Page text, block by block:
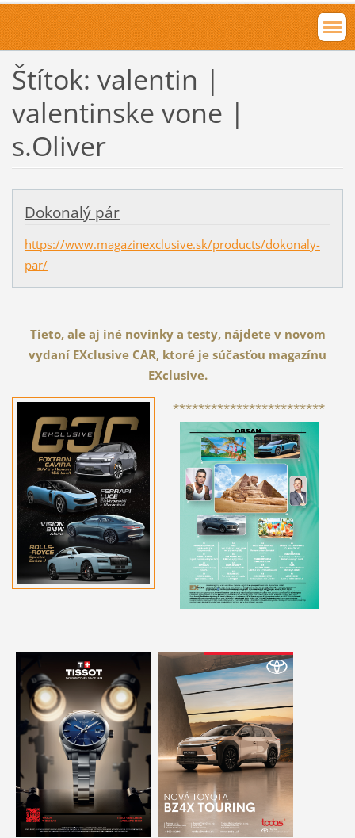
Štítok: valentin |
valentinske vone |
s.Oliver
Dokonalý pár
https://www.magazinexclusive.sk/products/dokonaly-
par/
Tieto, ale aj iné novinky a testy, nájdete v novom
vydaní EXclusive CAR, ktoré je súčasťou magazínu
EXclusive.
************************